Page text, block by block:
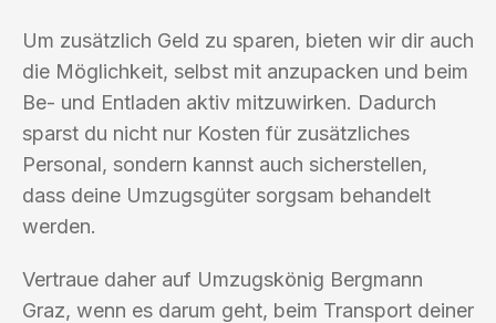
Um zusätzlich Geld zu sparen, bieten wir dir auch
die Möglichkeit, selbst mit anzupacken und beim
Be- und Entladen aktiv mitzuwirken. Dadurch
sparst du nicht nur Kosten für zusätzliches
Personal, sondern kannst auch sicherstellen,
dass deine Umzugsgüter sorgsam behandelt
werden.
Vertraue daher auf Umzugskönig Bergmann
Graz, wenn es darum geht, beim Transport deiner